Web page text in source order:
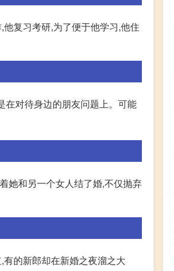
复习考研,为了便于他学习,他住
在对待身边的朋友问题上。可能
她和另一个女人结了婚,不仅抛弃
的新郎却在新婚之夜溜之大